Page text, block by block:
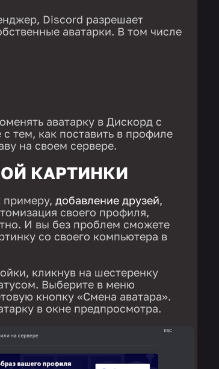
Discord разрешает
аватарки. В том числе
аватарку в Дискорд с
тем, как поставить в профиле
на своем сервере.
КАРТИНКИ
добавление друзей,
своего профиля,
И вы без проблем сможете
со своего компьютера в
кликнув на шестеренку
Выберите в меню
кнопку «Смена аватара».
в окне предпросмотра.